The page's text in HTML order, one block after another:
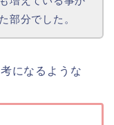
部分でした。
になるような